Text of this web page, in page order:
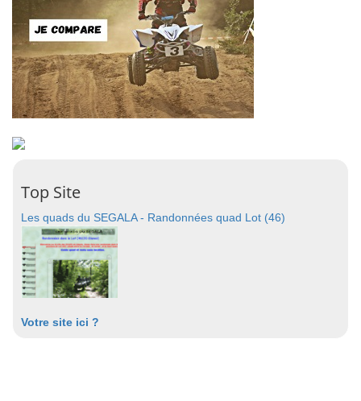
Top Site
Les quads du SEGALA - Randonnées quad Lot (46)
Votre site ici ?